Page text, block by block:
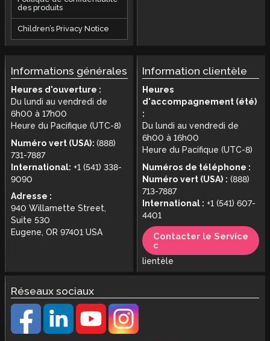
des produits
Children’s Privacy Notice
Informations générales
Heures d'ouverture :
Du lundi au vendredi de
6h00 à 17h00
Heure du Pacifique (UTC-8)
Numéro vert (USA): (888)
731-7887
International: +1 (541) 338-
9090
Adresse :
940 Willamette Street,
Suite 530
Eugene, OR 97401 USA
Information clientèle
Heures
d'accompagnement (été)
:
Du lundi au vendredi de
6h00 à 16h00
Heure du Pacifique (UTC-8)
Numéros de téléphone :
Numéro vert (USA) : (888)
713-7887
International : +1 (541) 607-
4401
Contacter le Service
c
lientèle
Réseaux sociaux